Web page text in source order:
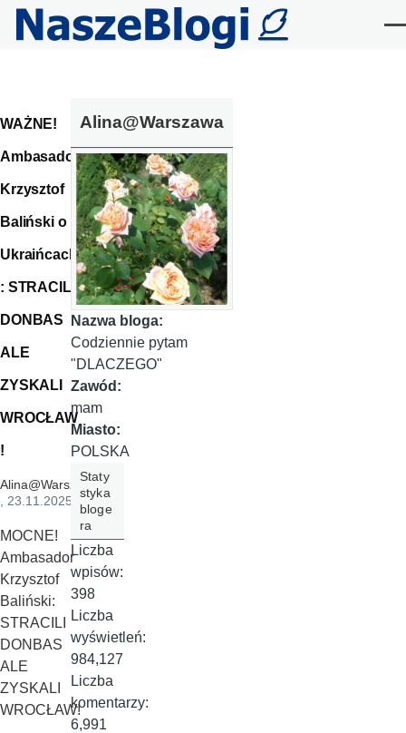
Przejdź do treści
WAŻNE!
Ambasador
Krzysztof
Baliński o
Ukraińcach
: STRACILI
DONBAS
ALE
ZYSKALI
WROCŁAW
!
Alina@Warszawa
, 23.11.2025
MOCNE!
Ambasador
Krzysztof
Baliński:
STRACILI
DONBAS
ALE
ZYSKALI
WROCŁAW!
Alina@Warszawa
Nazwa bloga:
Codziennie pytam
"DLACZEGO"
Zawód:
mam
Miasto:
POLSKA
Staty
styka
bloge
ra
Liczba
wpisów:
398
Liczba
wyświetleń:
984,127
Liczba
komentarzy:
6,991